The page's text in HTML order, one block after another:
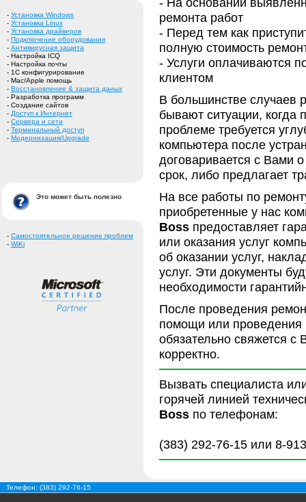
- Установка Windows
- Установка Linux
- Установка драйверов
- Подключение оборудования
- Антивирусная защита
- Настройка ICQ
- Настройка почты
- 1С конфигурирование
- Mac/Apple помощь
- Восстановление & защита даных
- Разработка программ
- Создание сайтов
- Доступ к Интернет
- Сервера и сети
- Терминальный доступ
- Модернизация/Upgrade
Это может быть полезно
- Самостоятельное решение проблем
- WiKi
ремонта работ
- Перед тем как
полную стоимость
- Услуги оплачиваются
клиентом
В большинстве случаев
бывают ситуации, когда
проблеме требуется
компьютера после
договаривается с Вами
срок, либо предлагает
На все работы по
приобретенные у нас
Boss предоставляет
или оказания услуг
об оказании услуг,
услуг. Эти документы
необходимости
После проведения
помощи или проведения
обязательно свяжется с
корректно.
Вызвать специалиста
горячей линией
Boss по телефонам:
(383) 292-76-15 или 8-
Телефон: (383) 292-76-15